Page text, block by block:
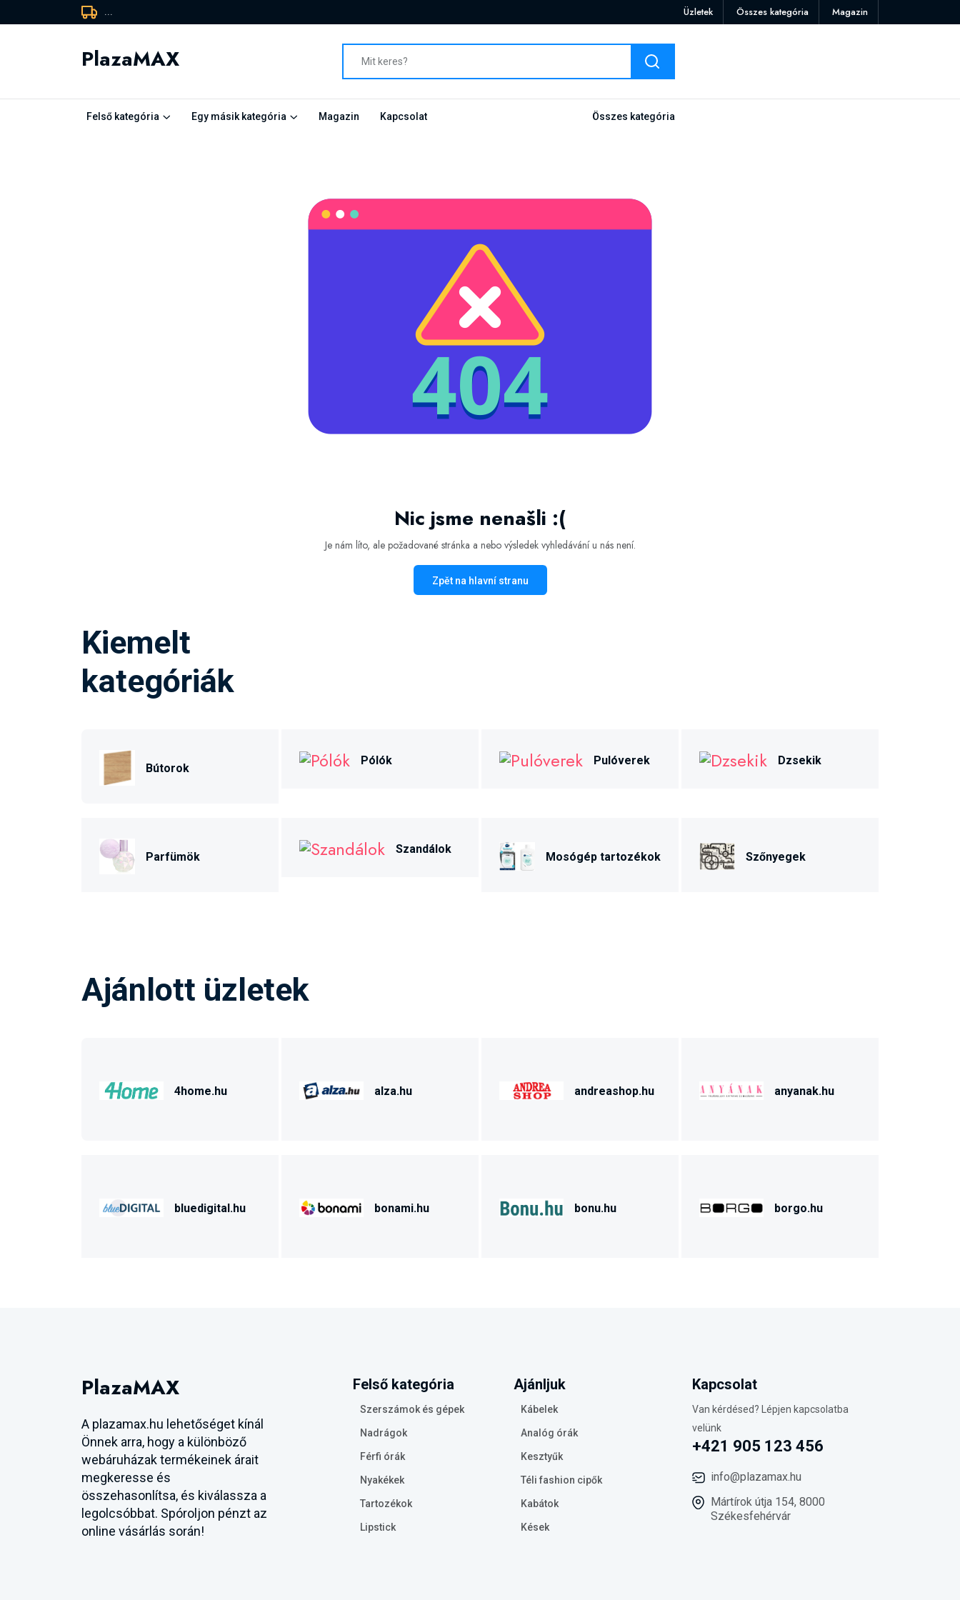
... Üzletek Összes kategória Magazin
PlazaMAX
Felső kategória Egy másik kategória Magazin Kapcsolat Összes kategória
Nic jsme nenašli :(
Je nám líto, ale požadované stránka a nebo výsledek vyhledávání u nás není.
Zpět na hlavní stranu
Kiemelt
kategóriák
Bútorok
Pólók Pulóverek Dzsekik
Parfümök
Szandálok
Mosógép tartozékok Szőnyegek
Ajánlott üzletek
4home.hu alza.hu andreashop.hu anyanak.hu
bluedigital.hu bonami.hu bonu.hu borgo.hu
PlazaMAX
A plazamax.hu lehetőséget kínál
Önnek arra, hogy a különböző
webáruházak termékeinek árait
megkeresse és
összehasonlítsa, és kiválassza a
legolcsóbbat. Spóroljon pénzt az
online vásárlás során!
Felső kategória
Szerszámok és gépek
Nadrágok
Férfi órák
Nyakékek
Tartozékok
Lipstick
Ajánljuk
Kábelek
Analóg órák
Kesztyűk
Téli fashion cipők
Kabátok
Kések
Kapcsolat
Van kérdésed? Lépjen kapcsolatba
velünk
+421 905 123 456
info@plazamax.hu
Mártírok útja 154, 8000
Székesfehérvár